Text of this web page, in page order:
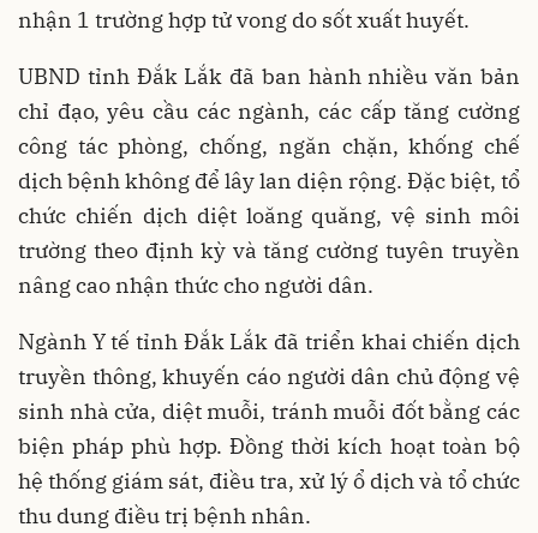
nhận 1 trường hợp tử vong do sốt xuất huyết.
UBND tỉnh Đắk Lắk đã ban hành nhiều văn bản
chỉ đạo, yêu cầu các ngành, các cấp tăng cường
công tác phòng, chống, ngăn chặn, khống chế
dịch bệnh không để lây lan diện rộng. Đặc biệt, tổ
chức chiến dịch diệt loăng quăng, vệ sinh môi
trường theo định kỳ và tăng cường tuyên truyền
nâng cao nhận thức cho người dân.
Ngành Y tế tỉnh Đắk Lắk đã triển khai chiến dịch
truyền thông, khuyến cáo người dân chủ động vệ
sinh nhà cửa, diệt muỗi, tránh muỗi đốt bằng các
biện pháp phù hợp. Đồng thời kích hoạt toàn bộ
hệ thống giám sát, điều tra, xử lý ổ dịch và tổ chức
thu dung điều trị bệnh nhân.